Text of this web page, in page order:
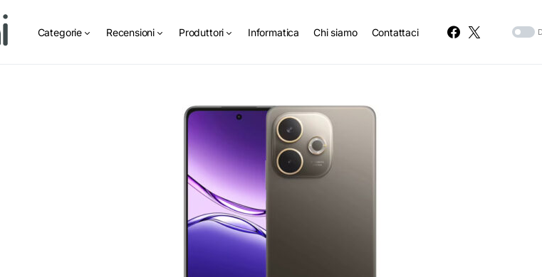
Categorie Recensioni Produttori Informatica Chi siamo Contattaci